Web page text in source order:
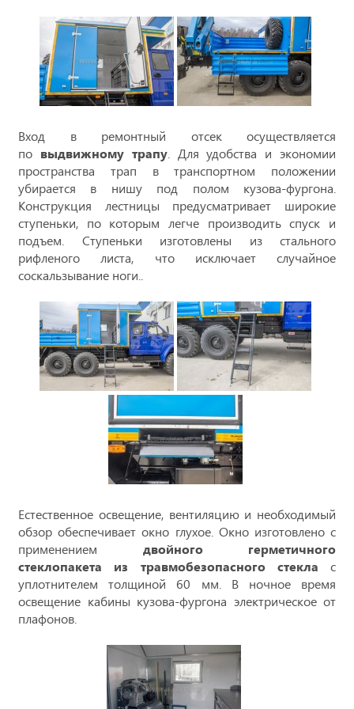
Вход в ремонтный отсек осуществляется
по выдвижному трапу. Для удобства и экономии
пространства трап в транспортном положении
убирается в нишу под полом кузова-фургона.
Конструкция лестницы предусматривает широкие
ступеньки, по которым легче производить спуск и
подъем. Ступеньки изготовлены из стального
рифленого листа, что исключает случайное
соскальзывание ноги..
Естественное освещение, вентиляцию и необходимый
обзор обеспечивает окно глухое. Окно изготовлено с
применением двойного герметичного
стеклопакета из травмобезопасного стекла с
уплотнителем толщиной 60 мм. В ночное время
освещение кабины кузова-фургона электрическое от
плафонов.